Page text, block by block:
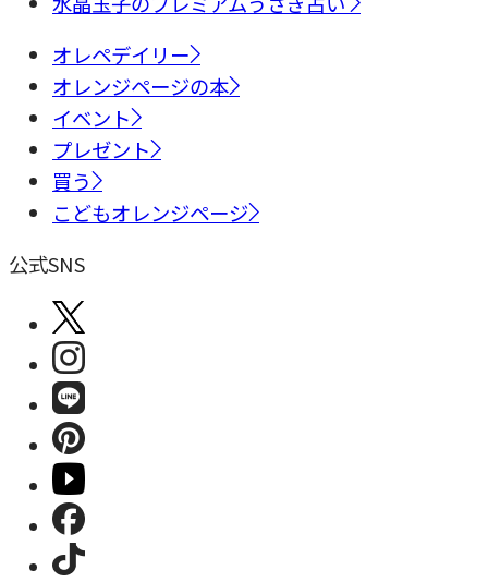
オレペデイリー
オレンジページの本
イベント
プレゼント
買う
こどもオレンジページ
公式SNS